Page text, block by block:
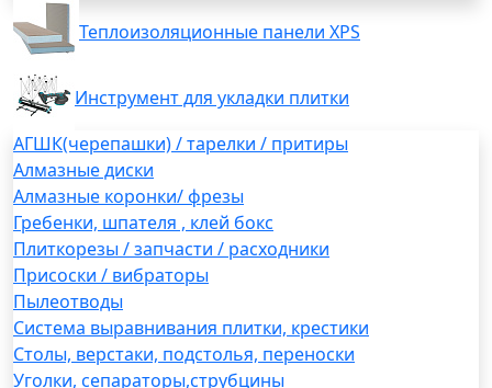
Теплоизоляционные панели XPS
Инструмент для укладки плитки
АГШК(черепашки) / тарелки / притиры
Алмазные диски
Алмазные коронки/ фрезы
Гребенки, шпателя , клей бокс
Плиткорезы / запчасти / расходники
Присоски / вибраторы
Пылеотводы
Система выравнивания плитки, крестики
Столы, верстаки, подстолья, переноски
Уголки, сепараторы,струбцины